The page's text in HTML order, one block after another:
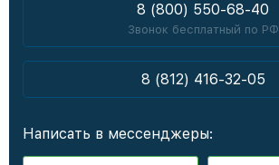
8 (800) 550-68-40
Звонок бесплатный по РФ
8 (812) 416-32-05
Написать в мессенджеры: